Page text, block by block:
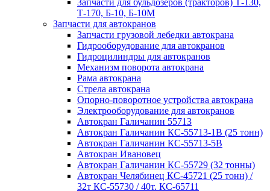
Запчасти для бульдозеров (тракторов) Т-130,
Т-170, Б-10, Б-10М
Запчасти для автокранов
Запчасти грузовой лебедки автокрана
Гидрооборудование для автокранов
Гидроцилиндры для автокранов
Механизм поворота автокрана
Рама автокрана
Стрела автокрана
Опорно-поворотное устройства автокрана
Электрооборудование для автокранов
Автокран Галичанин 55713
Автокран Галичанин КС-55713-1В (25 тонн)
Автокран Галичанин КС-55713-5В
Автокран Ивановец
Автокран Галичанин КС-55729 (32 тонны)
Автокран Челябинец КС-45721 (25 тонн) /
32т КС-55730 / 40т. КС-65711